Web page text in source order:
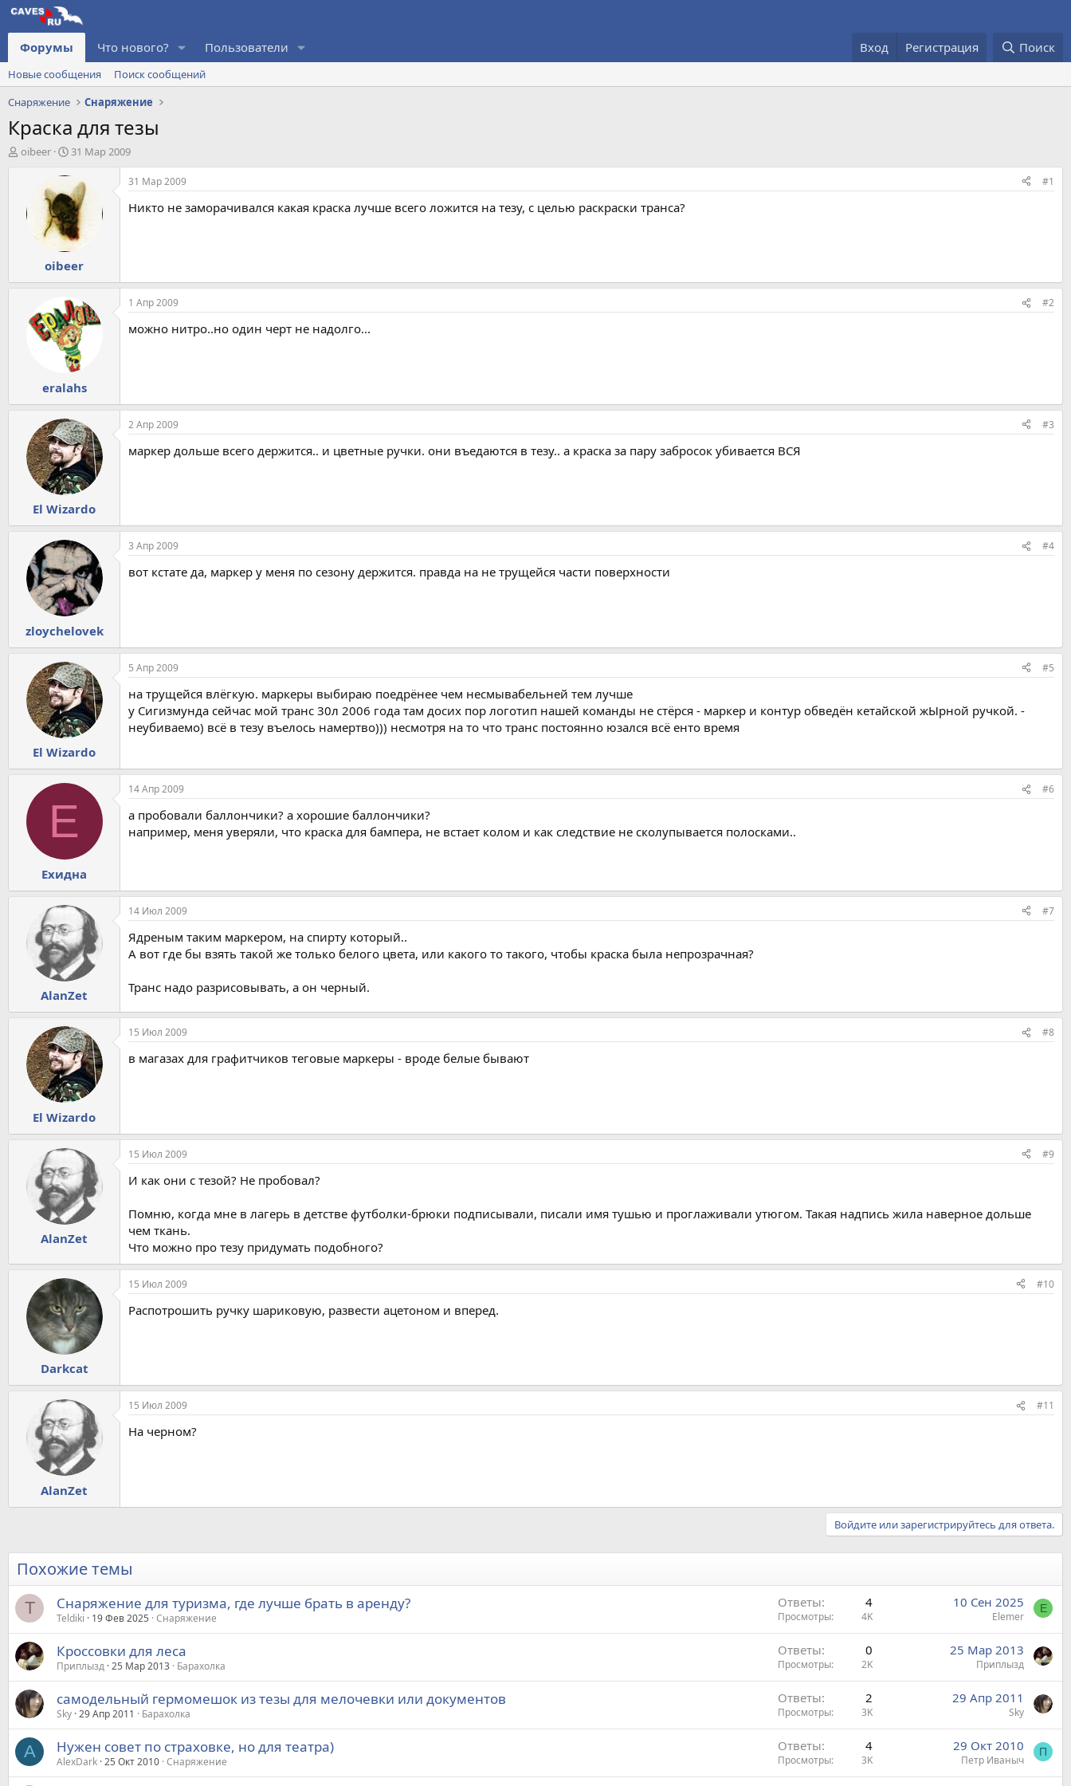
Форумы Что нового? Пользователи Вход Регистрация Поиск
Новые сообщения
Поиск сообщений
Снаряжение
Снаряжение
Краска для тезы
А
oibeer
Д
а
н
а
ч
а
л
а
31 Мар 2009
oibeer
31 Мар 2009 #1
Никто не заморачивался какая краска лучше всего ложится на тезу, с целью раскраски транса?
eralahs
1 Апр 2009 #2
можно нитро..но один черт не надолго...
El Wizardo
2 Апр 2009 #3
маркер дольше всего держится.. и цветные ручки. они въедаются в тезу.. а краска за пару забросок убивается ВСЯ
zloychelovek
3 Апр 2009 #4
вот кстате да, маркер у меня по сезону держится. правда на не трущейся части поверхности
El Wizardo
5 Апр 2009 #5
на трущейся влёгкую. маркеры выбираю поедрёнее чем несмывабельней тем лучше
у Сигизмунда сейчас мой транс 30л 2006 года там досих пор логотип нашей команды не стёрся - маркер и контур обведён кетайской жЫрной ручкой. -
неубиваемо) всё в тезу въелось намертво))) несмотря на то что транс постоянно юзался всё енто время
Е
Ехидна
14 Апр 2009 #6
а пробовали баллончики? а хорошие баллончики?
например, меня уверяли, что краска для бампера, не встает колом и как следствие не сколупывается полосками..
AlanZet
14 Июл 2009 #7
Ядреным таким маркером, на спирту который..
А вот где бы взять такой же только белого цвета, или какого то такого, чтобы краска была непрозрачная?
Транс надо разрисовывать, а он черный.
El Wizardo
15 Июл 2009 #8
в магазах для графитчиков теговые маркеры - вроде белые бывают
AlanZet
15 Июл 2009 #9
И как они с тезой? Не пробовал?
Помню, когда мне в лагерь в детстве футболки-брюки подписывали, писали имя тушью и проглаживали утюгом. Такая надпись жила наверное дольше
чем ткань.
Что можно про тезу придумать подобного?
Darkcat
15 Июл 2009 #10
Распотрошить ручку шариковую, развести ацетоном и вперед.
AlanZet
15 Июл 2009 #11
На черном?
Войдите или зарегистрируйтесь для ответа.
Похожие темы
T Снаряжение для туризма, где лучше брать в аренду?
Teldiki 19 Фев 2025 Снаряжение
Ответы 4
Просмотры 4K
10 Сен 2025
Elemer
E
Кроссовки для леса
Приплызд 25 Мар 2013 Барахолка
Ответы 0
Просмотры 2K
25 Мар 2013
Приплызд
самодельный гермомешок из тезы для мелочевки или документов
Sky 29 Апр 2011 Барахолка
Ответы 2
Просмотры 3K
29 Апр 2011
Sky
A Нужен совет по страховке, но для театра)
AlexDark 25 Окт 2010 Снаряжение
Ответы 4
Просмотры 3K
29 Окт 2010
Петр Иваныч
П